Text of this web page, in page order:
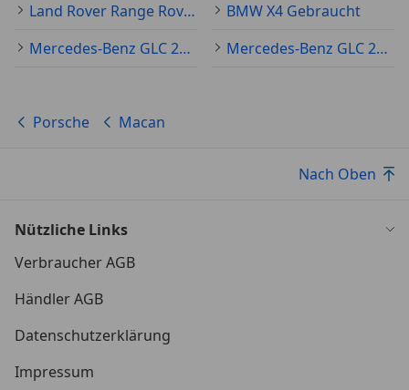
Land Rover Range Rover Sport Gebraucht
BMW X4 Gebraucht
Mercedes-Benz GLC 250 Gebraucht
Mercedes-Benz GLC 220 Gebraucht
Porsche Macan
Nach Oben
Nützliche Links
Verbraucher AGB
Händler AGB
Datenschutzerklärung
Impressum